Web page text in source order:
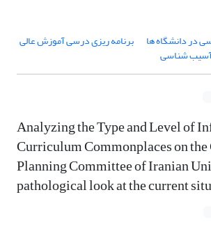
در دانشگاه ها
برنامه ریزی درسی آموزش عالی
شناسی
Analyzing the Type and Level of
Curriculum Commonplaces on
Planning Committee of Iranian
pathological look at the current